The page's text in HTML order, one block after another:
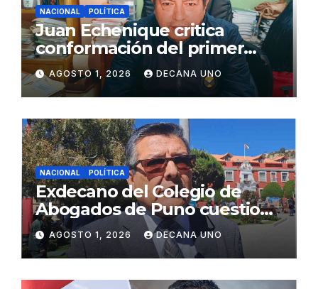
NACIONAL POLÍTICA
Juan Echenique critica
conformación del primer
gabinete ministerial de Keiko
Fujimori
AGOSTO 1, 2026 DECANA UNO
NACIONAL POLÍTICA
Exdecano del Colegio de
Abogados de Puno cuestiona
propuestas sobre seguridad
ciudadana
AGOSTO 1, 2026 DECANA UNO